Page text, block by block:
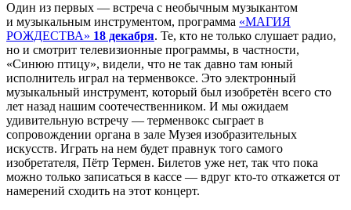
Один из первых — встреча с необычным музыкантом
и музыкальным инструментом, программа «МАГИЯ
РОЖДЕСТВА» 18 декабря. Те, кто не только слушает радио,
но и смотрит телевизионные программы, в частности,
«Синюю птицу», видели, что не так давно там юный
исполнитель играл на терменвоксе. Это электронный
музыкальный инструмент, который был изобретён всего сто
лет назад нашим соотечественником. И мы ожидаем
удивительную встречу — терменвокс сыграет в
сопровождении органа в зале Музея изобразительных
искусств. Играть на нем будет правнук того самого
изобретателя, Пётр Термен. Билетов уже нет, так что пока
можно только записаться в кассе — вдруг кто-то откажется от
намерений сходить на этот концерт.